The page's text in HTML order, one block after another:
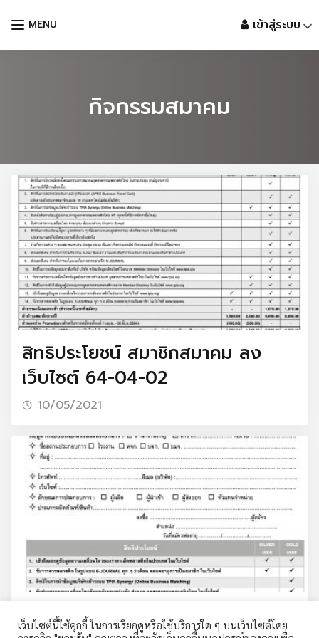
to
content
MENU เข้าสู่ระบบ
Languages:
กิจกรรมสมาคม
สิทธิประโยชน์ สมาชิกสมาคม ลง
เว็บไซต์ 64-04-02
10/05/2021
ใบสมัครแพ็คเกจสำหรับเข้าถึงข้อมูล
Search
for:
เว็บไซต์นี้ใช้คุกกี้ ในการเรียกดูหรือใช้บริการใด ๆ บนเว็บไซต์โดย